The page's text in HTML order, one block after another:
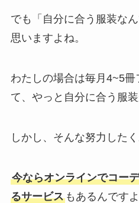
でも「自分に合う服装な
思いますよね。
わたしの場合は毎月4~5
て、やっと自分に合う服装
しかし、そんな努力した
今ならオンラインでコー
るサービスもあるんですよ